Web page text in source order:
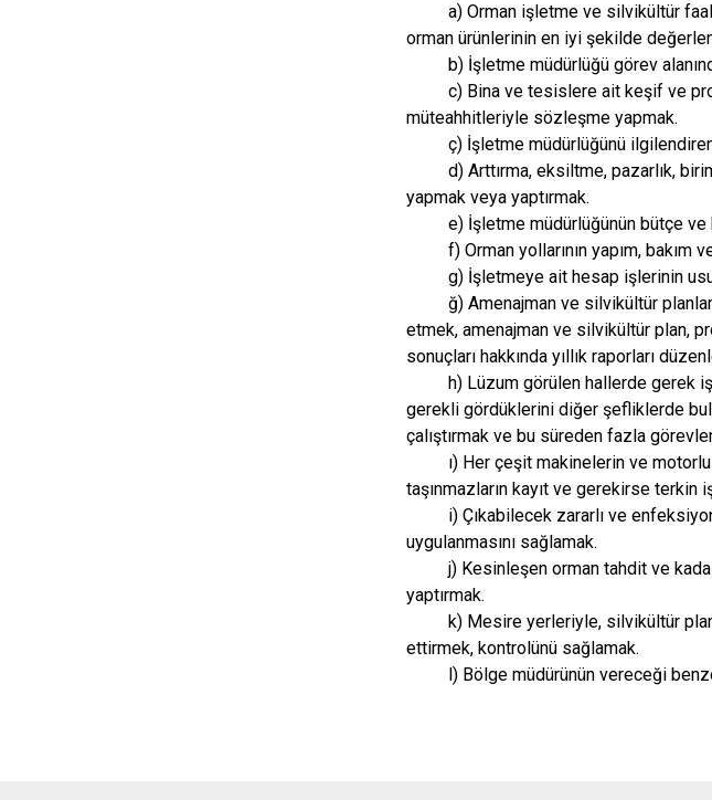
a) Orman işletme ve silvikültür
orman ürünlerinin en iyi şekilde
b) İşletme müdürlüğü görev
c) Bina ve tesislere ait keşif ve
müteahhitleriyle sözleşme yapmak.
ç) İşletme müdürlüğünü
d) Arttırma, eksiltme, pazarlık,
yapmak veya yaptırmak.
e) İşletme müdürlüğünün bütçe ve
f) Orman yollarının yapım, bakım
g) İşletmeye ait hesap işlerinin
ğ) Amenajman ve silvikültür
etmek, amenajman ve silvikültür plan,
sonuçları hakkında yıllık raporları
h) Lüzum görülen hallerde gerek
gerekli gördüklerini diğer şefliklerde
çalıştırmak ve bu süreden fazla
ı) Her çeşit makinelerin ve motorlu
taşınmazların kayıt ve gerekirse terkin
i) Çıkabilecek zararlı ve
uygulanmasını sağlamak.
j) Kesinleşen orman tahdit ve
yaptırmak.
k) Mesire yerleriyle, silvikültür
ettirmek, kontrolünü sağlamak.
l) Bölge müdürünün vereceği